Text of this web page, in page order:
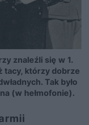
znaleźli się w 1.
tacy, którzy dobrze
Tak było
(w hełmofonie).